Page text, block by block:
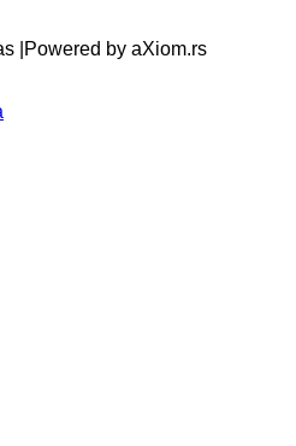
| Powered by aXiom.rs